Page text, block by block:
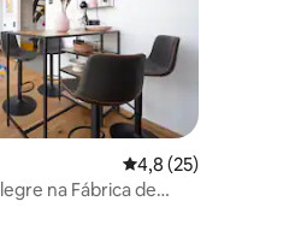
5, 19 avaliações
4,8 de uma
4,8 (25)
na Fábrica de